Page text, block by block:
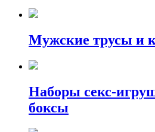
Мужские трусы и
Наборы секс-
боксы